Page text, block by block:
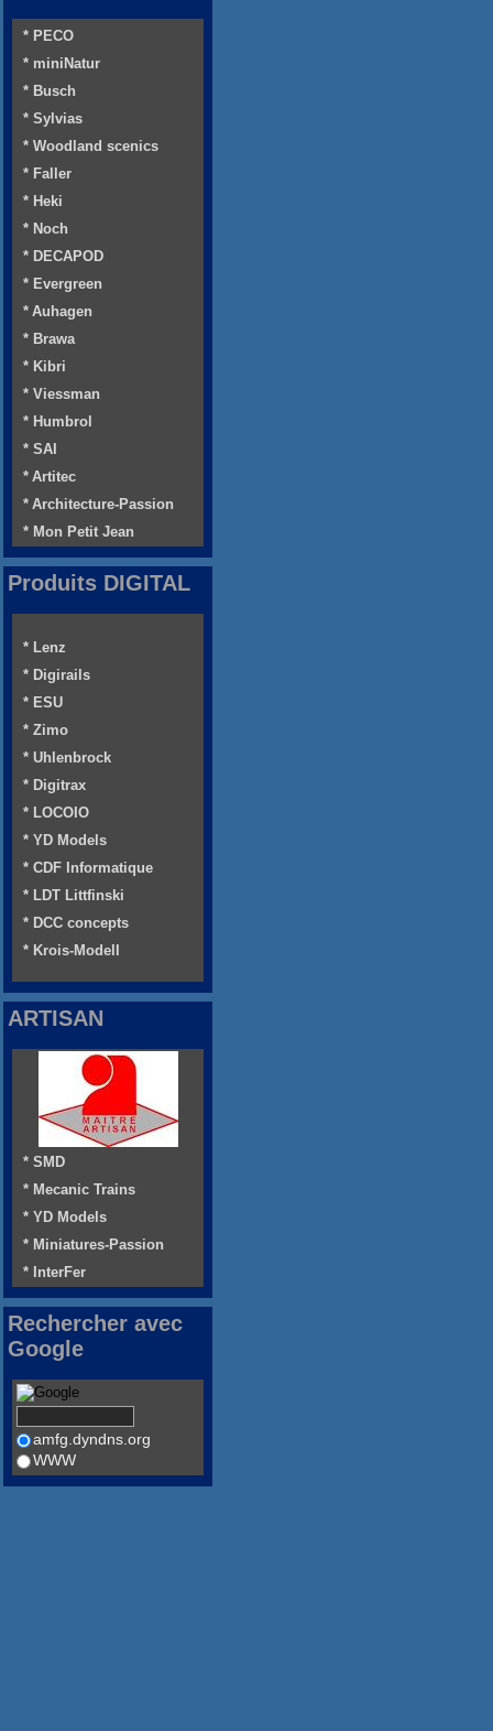
* PECO
* miniNatur
* Busch
* Sylvias
* Woodland scenics
* Faller
* Heki
* Noch
* DECAPOD
* Evergreen
* Auhagen
* Brawa
* Kibri
* Viessman
* Humbrol
* SAI
* Artitec
* Architecture-Passion
* Mon Petit Jean
Produits DIGITAL
* Lenz
* Digirails
* ESU
* Zimo
* Uhlenbrock
* Digitrax
* LOCOIO
* YD Models
* CDF Informatique
* LDT Littfinski
* DCC concepts
* Krois-Modell
ARTISAN
* SMD
* Mecanic Trains
* YD Models
* Miniatures-Passion
* InterFer
Rechercher avec
Google
amfg.dyndns.org
WWW